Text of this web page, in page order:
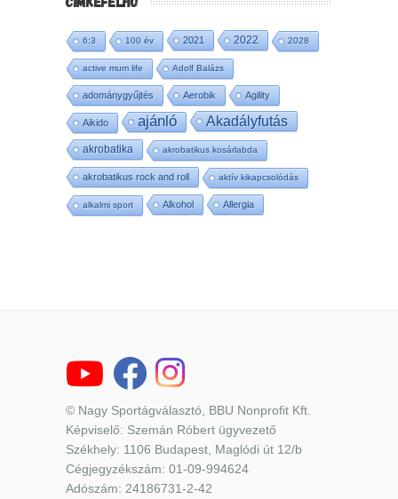
6:3 100 év 2021 2022 2028
active mum life Adolf Balázs
adománygyűjtés Aerobik Agility
Aikido ajánló Akadályfutás
akrobatika akrobatikus kosárlabda
akrobatikus rock and roll aktív kikapcsolódás
alkalmi sport Alkohol Allergia
© Nagy Sportágválasztó, BBU Nonprofit Kft.
Képviselő: Szemán Róbert ügyvezető
Székhely: 1106 Budapest, Maglódi út 12/b
Cégjegyzékszám: 01-09-994624
Adószám: 24186731-2-42